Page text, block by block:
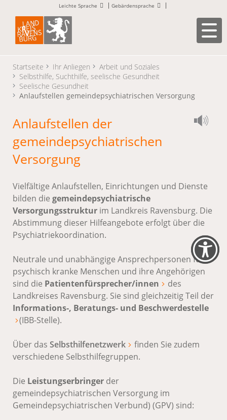
Leichte Sprache Gebärdensprache
Startseite Ihr Anliegen
Arbeit und Soziales
Selbsthilfe, Suchthilfe, seelische Gesundheit
Seelische Gesundheit
Anlaufstellen gemeindepsychiatrischen Versorgung
Anlaufstellen der
gemeindepsychiatrischen
Versorgung
Vielfältige Anlaufstellen, Einrichtungen und Dienste
bilden die gemeindepsychiatrische
Versorgungsstruktur im Landkreis Ravensburg. Die
Abstimmung dieser Hilfeangebote erfolgt über die
Psychiatriekoordination.
Neutrale und unabhängige Ansprechpersonen für
psychisch kranke Menschen und ihre Angehörigen
sind die Patientenfürsprecher/innen
des
Landkreises Ravensburg. Sie sind gleichzeitig Teil der
Informations-, Beratungs- und Beschwerdestelle
(IBB-Stelle).
Über das Selbsthilfenetzwerk
finden Sie zudem
verschiedene Selbsthilfegruppen.
Die Leistungserbringer der
gemeindepsychiatrischen Versorgung im
Gemeindepsychiatrischen Verbund) (GPV) sind: